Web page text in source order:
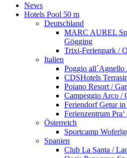
News
Hotels Pool 50 m
Deutschland
MARC AUREL
Gögging
Trixi-Ferienpark /
Italien
Poggio all´Agnello
CDSHotels
Poiano Resort /
Campeggio Arco /
Feriendorf Getur
Ferienzentrum
Österreich
Sportcamp
Spanien
Club La Santa /